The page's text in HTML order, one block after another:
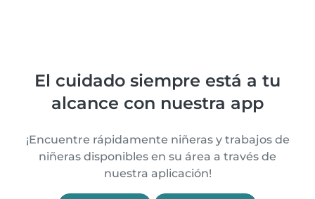
El cuidado siempre está a tu
alcance con nuestra app
¡Encuentre rápidamente niñeras y trabajos de
niñeras disponibles en su área a través de
nuestra aplicación!